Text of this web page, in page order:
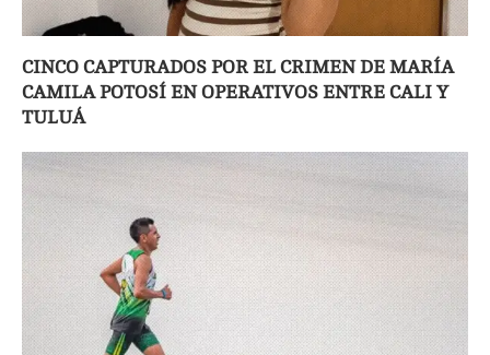
CINCO CAPTURADOS POR EL CRIMEN DE MARÍA
CAMILA POTOSÍ EN OPERATIVOS ENTRE CALI Y
TULUÁ